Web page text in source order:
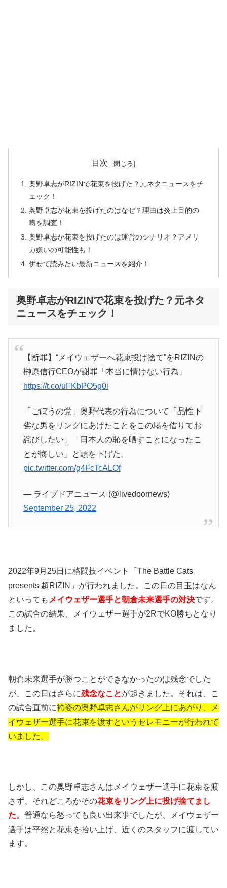
目次
奥野卓志がRIZINで花束を投げた？元ネタニュースをチ
ェック！
奥野卓志が花束を投げたのはなぜ？理由は炎上目的の
噂を調査！
奥野卓志が花束を投げたのは運営のシナリオ？アメリ
カ嫌いの可能性も！
併せて読みたい最新ニュースを紹介！
奥野卓志がRIZINで花束を投げた？元ネタ
ニュースをチェック！
【断罪】“メイウェザーへ花束投げ捨て”をRIZINの
榊原信行CEOが謝罪「本当に情けない行為」
https://t.co/uFKbPO5g0i
「ごぼうの党」奥野代表の行為について「品性下
劣な男をリングにあげたことをこの場を借りてお
詫びしたい」「日本人の恥を晒すことになったこ
とが悔しい」と頭を下げた。
pic.twitter.com/g4FcTcALOf
— ライブドアニュース (@livedoornews)
September 25, 2022
2022年9月25日に格闘技イベント「The Battle Cats
presents 超RIZIN」が行われました。この日の目玉はなん
といっても メイウェザー選手と朝倉未来選手の対決です。
この試合の結果、メイウェザー選手が2RでKO勝ちとなり
ました。
朝倉未来選手が勝つことができなかったのは残念でした
が、この日はさらに残念なことが起きました。それは、こ
の試合直前に袴姿の奥野卓志さんがリング上にあがり、メ
イウェザー選手に花束を渡すというセレモニーが行われて
いました。
しかし、この奥野卓志さんはメイウェザー選手に花束を渡
さず、それどころかその花束をリング上に投げ捨てまし
た。普通なら怒っても良い出来事でしたが、メイウェザー
選手は平然と花束を拾い上げ、近くのスタッフに渡してい
ます。